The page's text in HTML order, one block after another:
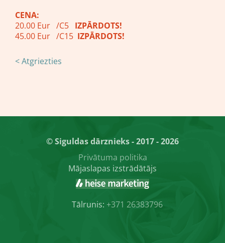
CENA:
20.00 Eur /C5 IZPĀRDOTS!
45.00 Eur /C15 IZPĀRDOTS!
< Atgriezties
© Siguldas dārznieks - 2017 - 2026
Privātuma politika
Mājaslapas izstrādātājs
Tālrunis: +371 26383796